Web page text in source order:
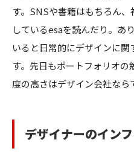
す。SNSや書籍はもちろん
しているesaを読んだり。あ
いると日常的にデザインに
す。先日もポートフォリオ
度の高さはデザイン会社なら
デザイナーのイン